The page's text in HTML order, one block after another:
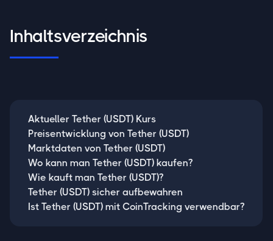
Inhaltsverzeichnis
Aktueller Tether (USDT) Kurs
Preisentwicklung von Tether (USDT)
Marktdaten von Tether (USDT)
Wo kann man Tether (USDT) kaufen?
Wie kauft man Tether (USDT)?
Tether (USDT) sicher aufbewahren
Ist Tether (USDT) mit CoinTracking verwendbar?